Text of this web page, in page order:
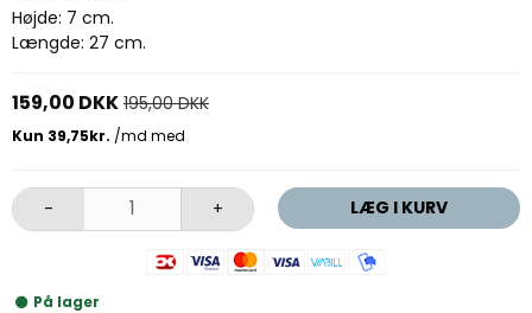
Højde: 7 cm.
Længde: 27 cm.
159,00 DKK 195,00 DKK
- + LÆG I KURV
På lager